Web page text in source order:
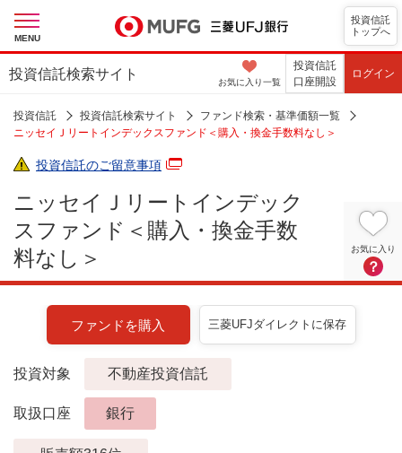
投資信託検索サイト
投資信託
トップへ
MENU
お気に入り一覧
投資信託
口座開設
ログイン
投資信託 投資信託検索サイト
ファンド検索・基準価額一覧
ニッセイＪリートインデックスファンド＜購入・換金手数料なし＞
投資信託のご留意事項
お気に入り
？
ニッセイＪリートインデック
スファンド＜購入・換金手数
料なし＞
ファンドを購入 三菱UFJダイレクトに保存
投資対象 不動産投資信託
取扱口座 銀行